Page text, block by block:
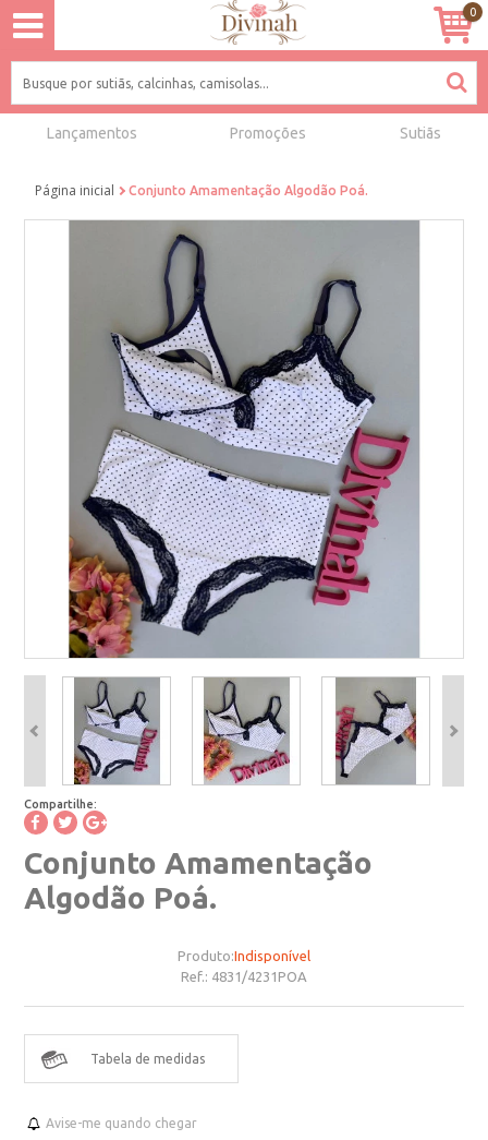
0
Lançamentos Promoções Sutiãs
Página inicial Conjunto Amamentação Algodão Poá.
Compartilhe:
Conjunto Amamentação
Algodão Poá.
Produto:Indisponível
Ref.: 4831/4231POA
Tabela de medidas
Avise-me quando chegar